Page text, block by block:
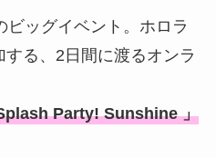
ビッグイベント。ホロラ
る、2日間に渡るオンラ
Party! Sunshine 」